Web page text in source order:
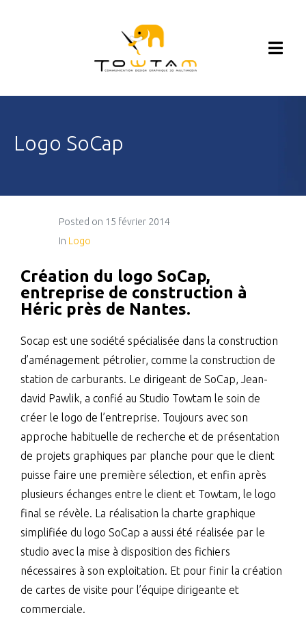
Logo SoCap
Posted on 15 février 2014
In Logo
Création du logo SoCap,
entreprise de construction à
Héric près de Nantes.
Socap est une société spécialisée dans la construction
d’aménagement pétrolier, comme la construction de
station de carburants. Le dirigeant de SoCap, Jean-
david Pawlik, a confié au Studio Towtam le soin de
créer le logo de l’entreprise. Toujours avec son
approche habituelle de recherche et de présentation
de projets graphiques par planche pour que le client
puisse faire une première sélection, et enfin après
plusieurs échanges entre le client et Towtam, le logo
final se révèle. La réalisation la charte graphique
simplifiée du logo SoCap a aussi été réalisée par le
studio avec la mise à disposition des fichiers
nécessaires à son exploitation. Et pour finir la création
de cartes de visite pour l’équipe dirigeante et
commerciale.